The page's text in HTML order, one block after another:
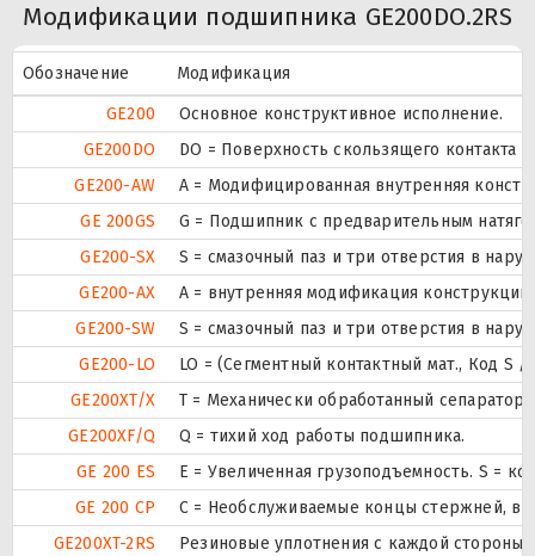
Модификации подшипника GE200DO.2RS
Обозначение
Модификация
GE200
Основное конструктивное исполнение.
GE200DO
DO = Поверхность скользящего контакта
GE200-AW
A = Модифицированная внутренняя
GE 200GS
G = Подшипник с предварительным
GE200-SX
S = смазочный паз и три отверстия в
GE200-AX
A = внутренняя модификация конструкции.
GE200-SW
S = смазочный паз и три отверстия в
GE200-LO
LO = (Сегментный контактный мат., Код S
GE200XT/X
T = Механически обработанный
GE200XF/Q
Q = тихий ход работы подшипника.
GE 200 ES
E = Увеличенная грузоподъемность. S =
GE 200 CP
С = Необслуживаемые концы стержней,
GE200XT-2RS
Резиновые уплотнения с каждой стороны